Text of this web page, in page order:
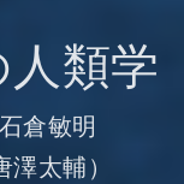
人類学
倉敏明
澤太輔）